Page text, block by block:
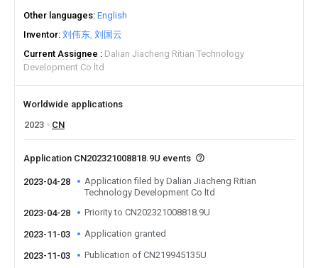
Other languages English
Inventor 刘伟东 刘国云
Current Assignee
Dalian Jiacheng Ritian Technology
Development Co ltd
Worldwide applications
2023
CN
Application CN202321008818.9U events
2023-04-28
Application filed by Dalian Jiacheng Ritian
Technology Development Co ltd
2023-04-28
Priority to CN202321008818.9U
2023-11-03 Application granted
2023-11-03 Publication of CN219945135U